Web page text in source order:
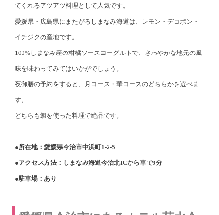
てくれるアツアツ料理として人気です。
愛媛県・広島県にまたがるしまなみ海道は、レモン・デコポン・
イチジクの産地です。
100%しまなみ産の柑橘ソースヨーグルトで、さわやかな地元の風
味を味わってみてはいかがでしょう。
夜御膳の予約をすると、月コース・華コースのどちらかを選べま
す。
どちらも鯛を使った料理で絶品です。
●所在地：愛媛県今治市中浜町1-2-5
●アクセス方法：しまなみ海道今治北ICから車で9分
●駐車場：あり